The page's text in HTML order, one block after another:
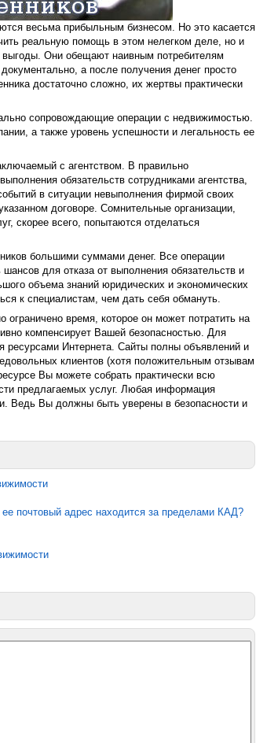
весьма прибыльным бизнесом. Но это касается
реальную помощь в этом нелегком деле, но и
выгоды. Они обещают наивным потребителям
а после получения денег просто
достаточно сложно, их жертвы практически
сопровождающие операции с недвижимостью.
а также уровень успешности и легальность ее
с агентством. В правильно
обязательств сотрудниками агентства,
в ситуации невыполнения фирмой своих
договоре. Сомнительные организации,
скорее всего, попытаются отделаться
большими суммами денег. Все операции
для отказа от выполнения обязательств и
объема знаний юридических и экономических
к специалистам, чем дать себя обмануть.
ограничено время, которое он может потратить на
компенсирует Вашей безопасностью. Для
ресурсами Интернета. Сайты полны объявлений и
клиентов (хотя положительным отзывам
Вы можете собрать практически всю
предлагаемых услуг. Любая информация
Ведь Вы должны быть уверены в безопасности и
почтовый адрес находится за пределами КАД?